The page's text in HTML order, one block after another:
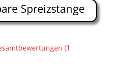
Spreizstange
(1